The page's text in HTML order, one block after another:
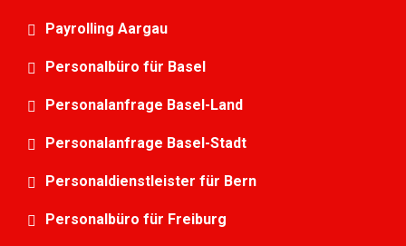
Payrolling Aargau
Personalbüro für Basel
Personalanfrage Basel-Land
Personalanfrage Basel-Stadt
Personaldienstleister für Bern
Personalbüro für Freiburg